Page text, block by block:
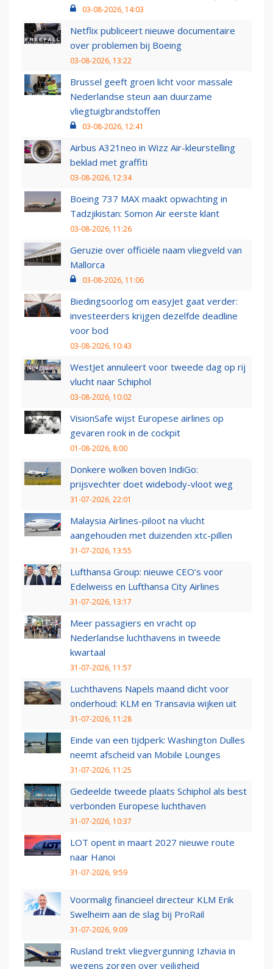
03-08-2026, 14:03
Netflix publiceert nieuwe documentaire
over problemen bij Boeing
03-08-2026, 13:22
Brussel geeft groen licht voor massale
Nederlandse steun aan duurzame
vliegtuigbrandstoffen
03-08-2026, 12:41
Airbus A321neo in Wizz Air-kleurstelling
beklad met graffiti
03-08-2026, 12:34
Boeing 737 MAX maakt opwachting in
Tadzjikistan: Somon Air eerste klant
03-08-2026, 11:26
Geruzie over officiële naam vliegveld van
Mallorca
03-08-2026, 11:06
Biedingsoorlog om easyJet gaat verder:
investeerders krijgen dezelfde deadline
voor bod
03-08-2026, 10:43
WestJet annuleert voor tweede dag op rij
vlucht naar Schiphol
03-08-2026, 10:02
VisionSafe wijst Europese airlines op
gevaren rook in de cockpit
01-08-2026, 8:00
Donkere wolken boven IndiGo:
prijsvechter doet widebody-vloot weg
31-07-2026, 22:01
Malaysia Airlines-piloot na vlucht
aangehouden met duizenden xtc-pillen
31-07-2026, 13:55
Lufthansa Group: nieuwe CEO’s voor
Edelweiss en Lufthansa City Airlines
31-07-2026, 13:17
Meer passagiers en vracht op
Nederlandse luchthavens in tweede
kwartaal
31-07-2026, 11:57
Luchthavens Napels maand dicht voor
onderhoud: KLM en Transavia wijken uit
31-07-2026, 11:28
Einde van een tijdperk: Washington Dulles
neemt afscheid van Mobile Lounges
31-07-2026, 11:25
Gedeelde tweede plaats Schiphol als best
verbonden Europese luchthaven
31-07-2026, 10:37
LOT opent in maart 2027 nieuwe route
naar Hanoi
31-07-2026, 9:59
Voormalig financieel directeur KLM Erik
Swelheim aan de slag bij ProRail
31-07-2026, 9:09
Rusland trekt vliegvergunning Izhavia in
wegens zorgen over veiligheid